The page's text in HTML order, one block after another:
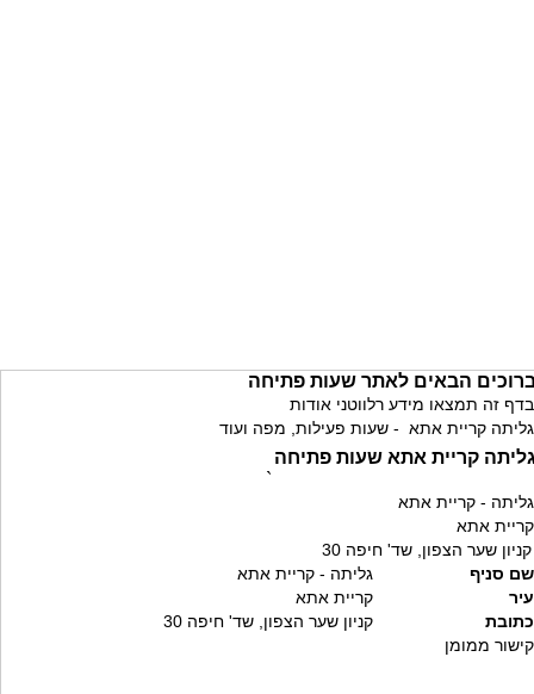
הבאים לאתר שעות פתיחה
בדף זה תמצאו מידע רלווטני אודות
גליתה קריית אתא - שעות פעילות, מפה ועוד
קריית אתא שעות פתיחה
`
גליתה - קריית אתא
קריית אתא
קניון שער הצפון, שד' חיפה 30
שם סניף
גליתה - קריית אתא
עיר
קריית אתא
כתובת
קניון שער הצפון, שד' חיפה 30
קישור ממומן